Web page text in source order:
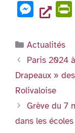
o
g
er
a
c
e
b
o
o
k
M
es
se
n
g
er
y
Catégories
Actualités
Paris 2024
Drapeaux »
Rolivaloise
Grève du 7
dans les écoles